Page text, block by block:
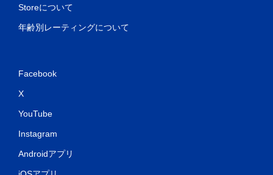
Storeについて
年齢別レーティングについて
Facebook
X
YouTube
Instagram
Androidアプリ